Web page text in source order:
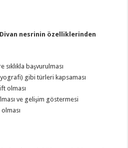
nesrinin özelliklerinden
sıklıkla başvurulması
gibi türleri kapsaması
olması
ve gelişim göstermesi